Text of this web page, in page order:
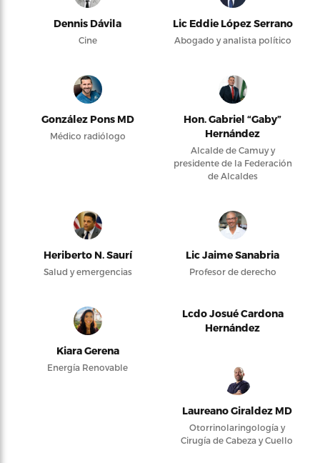
Dennis Dávila
Cine
Lic Eddie López Serrano
Abogado y analista político
González Pons MD
Médico radiólogo
Hon. Gabriel “Gaby”
Hernández
Alcalde de Camuy y
presidente de la Federación
de Alcaldes
Heriberto N. Saurí
Salud y emergencias
Lic Jaime Sanabria
Profesor de derecho
Kiara Gerena
Energía Renovable
Lcdo Josué Cardona
Hernández
Laureano Giraldez MD
Otorrinolaringología y
Cirugía de Cabeza y Cuello